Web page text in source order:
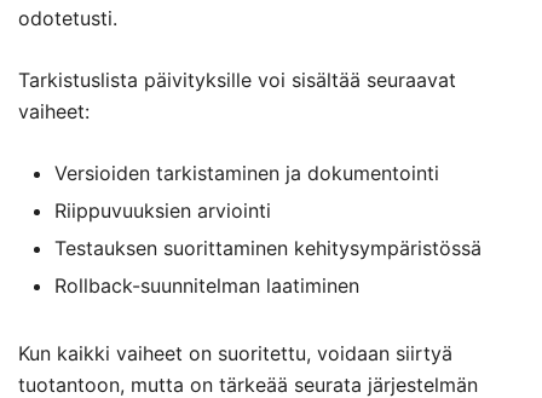
odotetusti.
Tarkistuslista päivityksille voi sisältää seuraavat
vaiheet:
Versioiden tarkistaminen ja dokumentointi
Riippuvuuksien arviointi
Testauksen suorittaminen kehitysympäristössä
Rollback-suunnitelman laatiminen
Kun kaikki vaiheet on suoritettu, voidaan siirtyä
tuotantoon, mutta on tärkeää seurata järjestelmän